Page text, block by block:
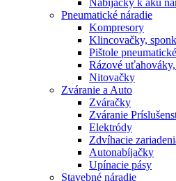
Nabíjačky k aku
Pneumatické náradie
Kompresory
Klincovačky,
Pištole pneumatické
Rázové uťahováky,
Nitovačky
Zváranie a Auto
Zváračky
Zváranie
Elektródy
Zdvíhacie
Autonabíjačky
Upínacie pásy
Stavebné náradie